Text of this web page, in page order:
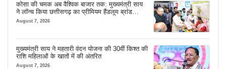
कोसा की चमक अब वैश्विक बाजार तक: मुख्यमंत्री साय
ने लॉन्च किया छत्तीसगढ़ का प्रीमियम हैंडलूम ब्रांड
‘कोशल फैब’
August 7, 2026
मुख्यमंत्री साय ने महतारी वंदन योजना की 30वीं किश्त की
राशि महिलाओं के खातों में की अंतरित
August 7, 2026